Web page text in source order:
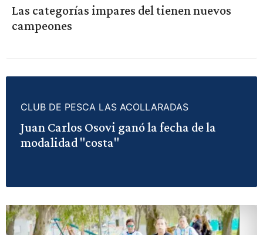
Las categorías impares del tienen nuevos
campeones
CLUB DE PESCA LAS ACOLLARADAS
Juan Carlos Osovi ganó la fecha de la
modalidad "costa"